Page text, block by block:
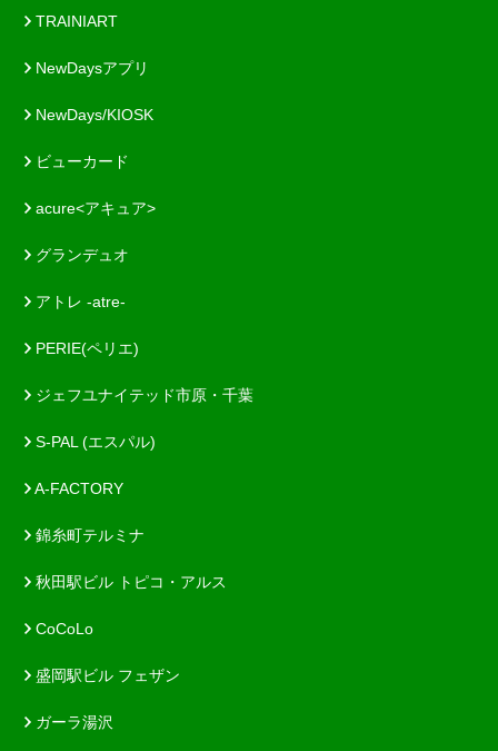
TRAINIART
NewDaysアプリ
NewDays/KIOSK
ビューカード
acure<アキュア>
グランデュオ
アトレ -atre-
PERIE(ペリエ)
ジェフユナイテッド市原・千葉
S-PAL (エスパル)
A-FACTORY
錦糸町テルミナ
秋田駅ビル トピコ・アルス
CoCoLo
盛岡駅ビル フェザン
ガーラ湯沢